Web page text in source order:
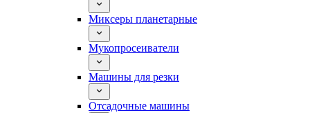
Миксеры планетарные
Мукопросеиватели
Машины для резки
Отсадочные машины